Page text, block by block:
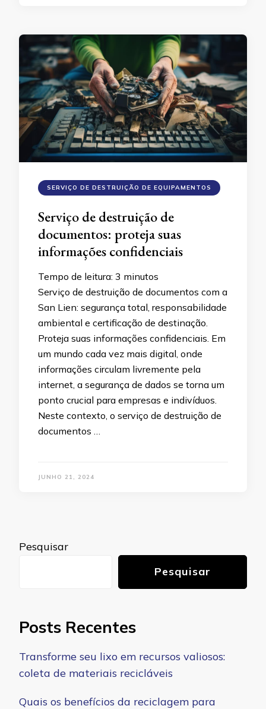
SERVIÇO DE DESTRUIÇÃO DE EQUIPAMENTOS
Serviço de destruição de
documentos: proteja suas
informações confidenciais
Tempo de leitura: 3 minutos
Serviço de destruição de documentos com a
San Lien: segurança total, responsabilidade
ambiental e certificação de destinação.
Proteja suas informações confidenciais. Em
um mundo cada vez mais digital, onde
informações circulam livremente pela
internet, a segurança de dados se torna um
ponto crucial para empresas e indivíduos.
Neste contexto, o serviço de destruição de
documentos …
JUNHO 21, 2024
Pesquisar
Pesquisar
Posts Recentes
Transforme seu lixo em recursos valiosos:
coleta de materiais recicláveis
Quais os benefícios da reciclagem para